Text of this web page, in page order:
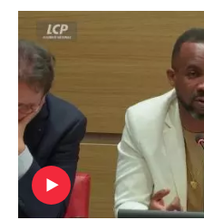
IMAGE